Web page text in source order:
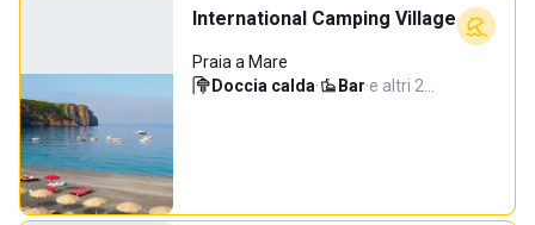
International Camping Village
Praia a Mare
Doccia calda· Bar·e altri 2…